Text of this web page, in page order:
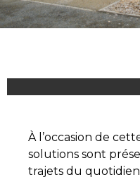
À l’occasion de
solutions sont
trajets du